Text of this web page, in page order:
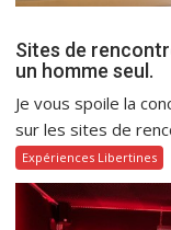
Sites de
un homme seul.
Je vous spoile la
sur les sites de
Expériences Libertines